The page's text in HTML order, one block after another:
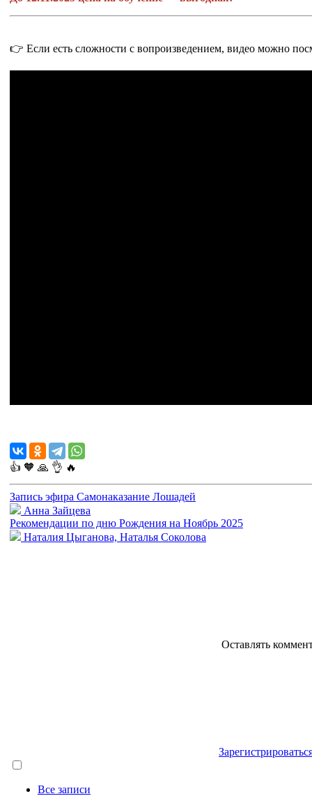
👉 Если есть сложности с вопроизведением, видео можно
👍 🧡 🙏 👌 🔥
Запись эфира Самонаказание Лошадей
Анна Зайцева
Рекомендации по дню Рождения на Ноябрь 2025
Наталия Цыганова, Наталья Соколова
Оставлять
Все записи